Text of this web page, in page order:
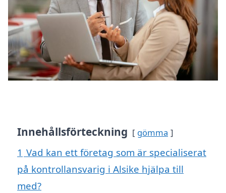
Innehållsförteckning gömma
1 Vad kan ett företag som är specialiserat
på kontrollansvarig i Alsike hjälpa till
med?